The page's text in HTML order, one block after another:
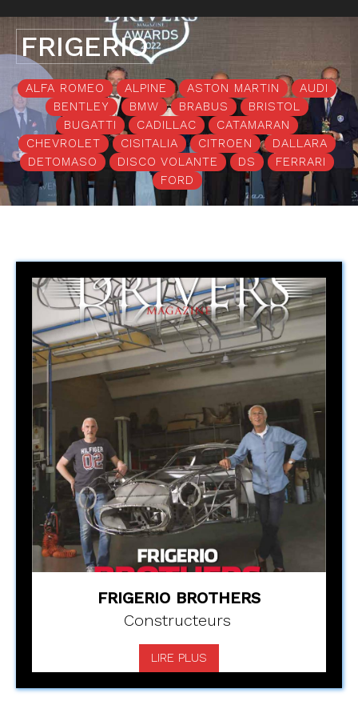
FRIGERIO
ALFA ROMEO ALPINE ASTON MARTIN
AUDI
BENTLEY
BMW BRABUS
BRISTOL
BUGATTI
CADILLAC
CATAMARAN
CHEVROLET
CISITALIA CITROEN
DALLARA
DETOMASO
DISCO VOLANTE DS
FERRARI
FORD
FRIGERIO BROTHERS
Constructeurs
LIRE PLUS